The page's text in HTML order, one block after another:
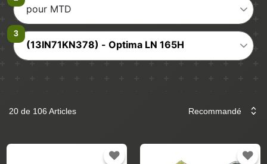
pour MTD
(13IN71KN378) - Optima LN 165H
20 de 106 Articles